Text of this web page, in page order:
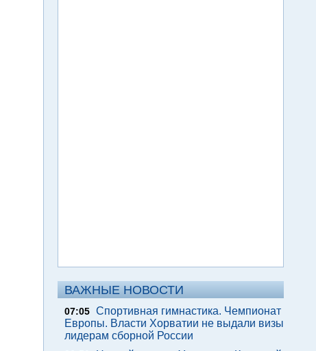
ВАЖНЫЕ НОВОСТИ
07:05 Спортивная гимнастика. Чемпионат
Европы. Власти Хорватии не выдали визы
лидерам сборной России